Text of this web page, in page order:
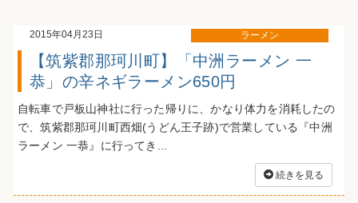
2015年04月23日 ラーメン
【筑紫郡那珂川町】「中洲ラーメン 一
恭」の辛ネギラーメン650円
自転車で戸板山神社に行った帰りに、かなり体力を消耗したの
で、筑紫郡那珂川町西畑(うどん王子跡)で営業している『中洲
ラーメン 一恭』に行ってき...
続きを見る